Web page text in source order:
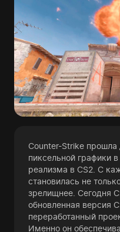
Counter-Strike
пиксельной графики
реализма в CS2. С
становилась не
зрелищнее. Сегодня
обновленная версия
переработанный
Именно он